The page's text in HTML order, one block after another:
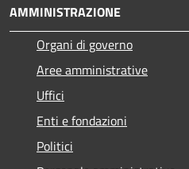
AMMINISTRAZIONE
Organi di governo
Aree amministrative
Uffici
Enti e fondazioni
Politici